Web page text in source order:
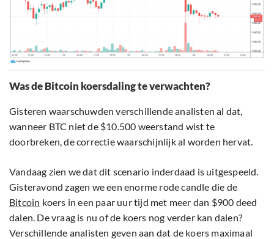
Was de Bitcoin koersdaling te verwachten?
Gisteren waarschuwden verschillende analisten al dat,
wanneer BTC niet de $10.500 weerstand wist te
doorbreken, de correctie waarschijnlijk al worden hervat.
Vandaag zien we dat dit scenario inderdaad is uitgespeeld.
Gisteravond zagen we een enorme rode candle die de
Bitcoin koers in een paar uur tijd met meer dan $900 deed
dalen. De vraag is nu of de koers nog verder kan dalen?
Verschillende analisten geven aan dat de koers maximaal